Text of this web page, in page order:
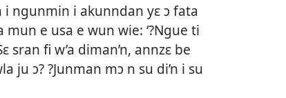
i ngunmin i akunndan yɛ ɔ fata
e usa e wun wie: ‘?Ngue ti
sran fi w’a diman’n, annzɛ be
ju ɔ? ?Junman mɔ n su di’n i su